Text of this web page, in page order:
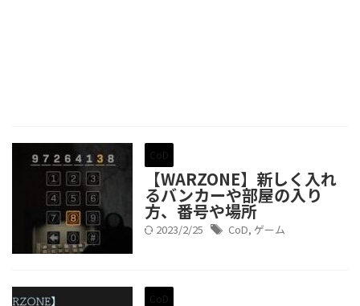
CoD
【WARZONE】新しく入れ
るバンカーや部屋の入り
方、番号や場所
2023/2/25 CoD, ゲーム
CoD